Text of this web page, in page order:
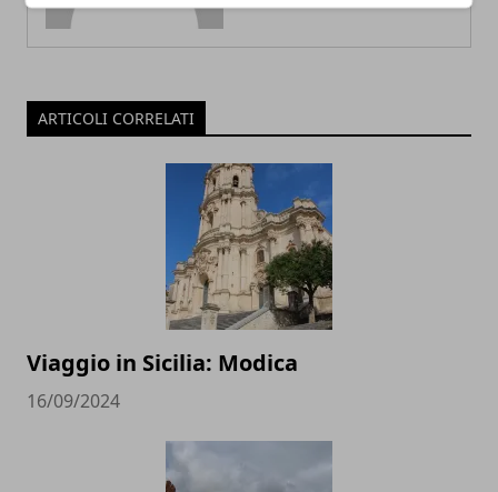
ARTICOLI CORRELATI
Viaggio in Sicilia: Modica
16/09/2024